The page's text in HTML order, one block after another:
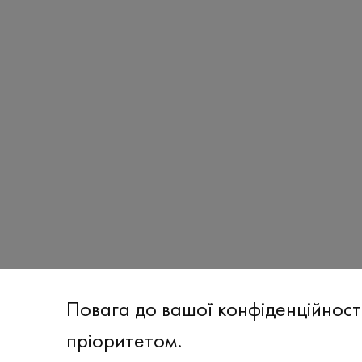
Повага до вашої
пріоритетом.